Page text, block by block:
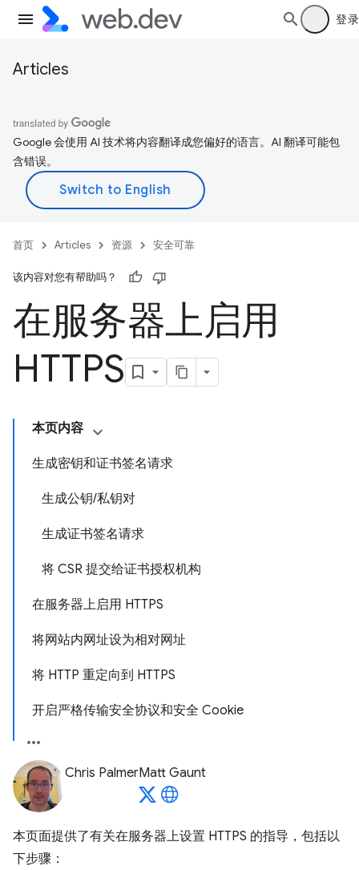
登录
Articles
Google 会使用 AI 技术将内容翻译成您偏好的语言。AI 翻译可能包
含错误。
首页 Articles 资源 安全可靠
该内容对您有帮助吗？
在服务器上启用
HTTPS
本页内容
生成密钥和证书签名请求
生成公钥/私钥对
生成证书签名请求
将 CSR 提交给证书授权机构
在服务器上启用 HTTPS
将网站内网址设为相对网址
将 HTTP 重定向到 HTTPS
开启严格传输安全协议和安全 Cookie
Chris PalmerMatt Gaunt
本页面提供了有关在服务器上设置 HTTPS 的指导，包括以
下步骤：